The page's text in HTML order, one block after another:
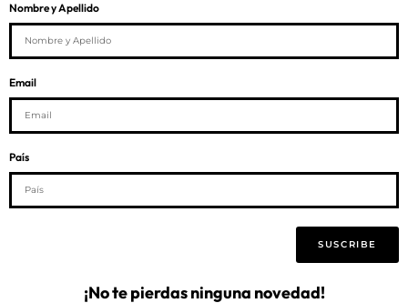
Nombre y Apellido
Email
País
SUSCRIBE
¡No te pierdas ninguna novedad!